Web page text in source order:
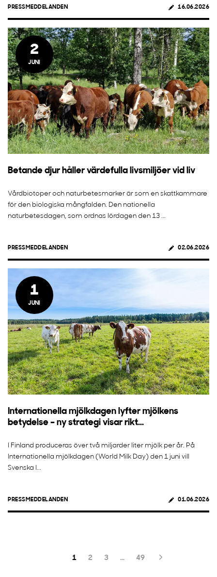
PRESSMEDDELANDEN 16.06.2026
2
JUNI
Betande djur håller värdefulla livsmiljöer vid liv
Vårdbiotoper och naturbetesmarker är som en skattkammare
för den biologiska mångfalden. Den nationella
naturbetesdagen, som ordnas lördagen den 13 ...
PRESSMEDDELANDEN 02.06.2026
1
JUNI
Internationella mjölkdagen lyfter mjölkens
betydelse – ny strategi visar rikt...
I Finland produceras över två miljarder liter mjölk per år. På
Internationella mjölkdagen (World Milk Day) den 1 juni vill
Svenska l...
PRESSMEDDELANDEN 01.06.2026
1 2 3 … 49